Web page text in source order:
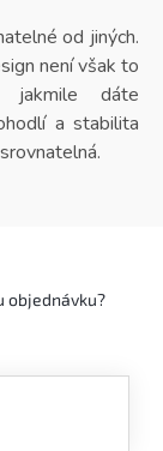
od jiných.
není však to
jakmile dáte
a stabilita
objednávku?